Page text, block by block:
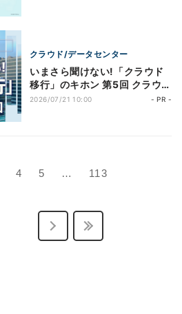
クラウド/データセンター
いまさら聞けない!「クラウド
移行」のキホン 第5回 クラウド
移行はゴールではない。オンプ
2026/07/21 10:00 - PR -
4 5 … 113